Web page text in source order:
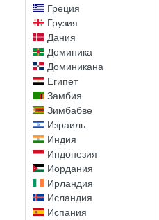
Греция
Грузия
Дания
Доминика
Доминикана
Египет
Замбия
Зимбабве
Израиль
Индия
Индонезия
Иордания
Ирландия
Исландия
Испания